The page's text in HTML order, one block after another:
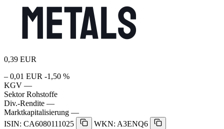
0,39 EUR
– 0,01 EUR -1,50 %
KGV —
Sektor Rohstoffe
Div.-Rendite —
Marktkapitalisierung —
ISIN: CA6080111025
WKN: A3ENQ6